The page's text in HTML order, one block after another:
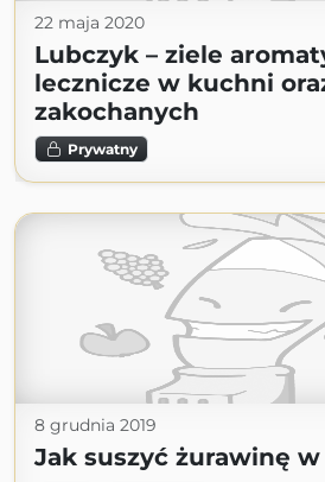
22 maja 2020
Lubczyk – ziele
lecznicze w kuchni
zakochanych
Prywatny
8 grudnia 2019
Jak suszyć żurawinę